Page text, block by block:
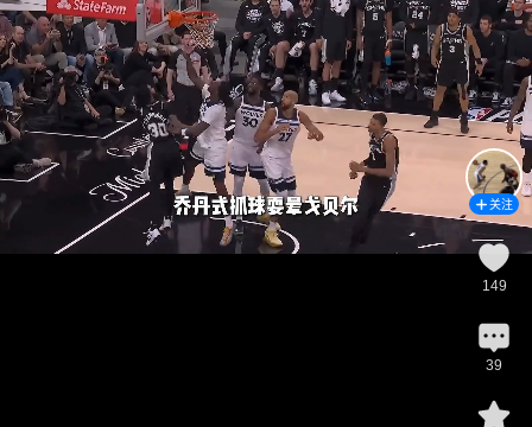
关注
149
39